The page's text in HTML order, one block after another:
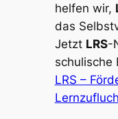
helfen wir,
das
Jetzt LRS-
schulische
LRS –